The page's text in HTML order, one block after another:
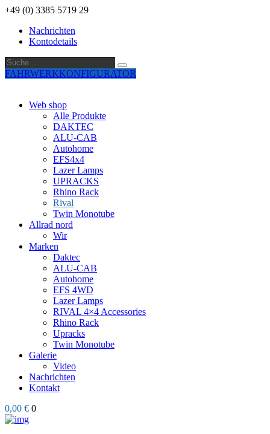
+49 (0) 3385 5719 29
Nachrichten
Kontodetails
Suche
…
Suche
FAHRWERKKONFIGURATOR
Web shop
Alle Produkte
DAKTEC
ALU-CAB
Autohome
EFS4x4
Lazer Lamps
UPRACKS
Rhino Rack
Rival
Twin Monotube
Allrad nord
Wir
Marken
Daktec
ALU-CAB
Autohome
EFS 4WD
Lazer Lamps
RIVAL 4×4 Accessories
Rhino Rack
Upracks
Twin Monotube
Galerie
Video
Nachrichten
Kontakt
0,00 € 0